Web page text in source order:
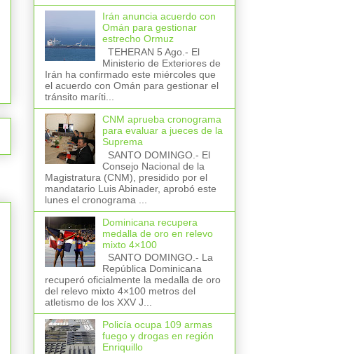
Irán anuncia acuerdo con
Omán para gestionar
estrecho Ormuz
TEHERAN 5 Ago.- El
Ministerio de Exteriores de
Irán ha confirmado este miércoles que
el acuerdo con Omán para gestionar el
tránsito maríti...
CNM aprueba cronograma
para evaluar a jueces de la
Suprema
SANTO DOMINGO.- El
Consejo Nacional de la
Magistratura (CNM), presidido por el
mandatario Luis Abinader, aprobó este
lunes el cronograma ...
Dominicana recupera
medalla de oro en relevo
mixto 4×100
SANTO DOMINGO.- La
República Dominicana
recuperó oficialmente la medalla de oro
del relevo mixto 4×100 metros del
atletismo de los XXV J...
Policía ocupa 109 armas
fuego y drogas en región
Enriquillo